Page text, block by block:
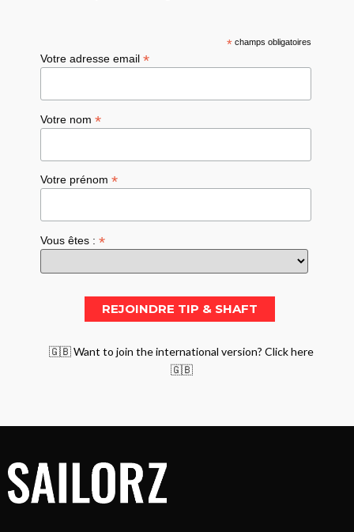
*champs obligatoires
Votre adresse email*
Votre nom*
Votre prénom*
Vous êtes :*
🇬🇧 Want to join the international version? Click here
🇬🇧